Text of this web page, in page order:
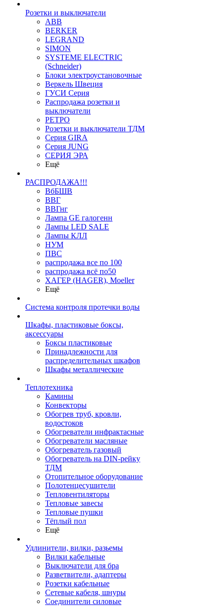
Розетки и выключатели
ABB
BERKER
LEGRAND
SIMON
SYSTEME ELECTRIC
(Schneider)
Блоки электроустановочные
Веркель Швеция
ГУСИ Серия
Распродажа розетки и
выключатели
РЕТРО
Розетки и выключатели ТДМ
Серия GIRA
Серия JUNG
СЕРИЯ ЭРА
Ещё
РАСПРОДАЖА!!!
ВбБШВ
ВВГ
ВВГнг
Лампа GE галогенн
Лампы LED SALE
Лампы КЛЛ
НУМ
ПВС
распродажа все по 100
распродажа всё по50
ХАГЕР (HAGER), Moeller
Ещё
Система контроля протечки воды
Шкафы, пластиковые боксы,
аксессуары
Боксы пластиковые
Принадлежности для
распределительных шкафов
Шкафы металлические
Теплотехника
Камины
Конвекторы
Обогрев труб, кровли,
водостоков
Обогреватели инфрактасные
Обогреватели масляные
Обогреватель газовый
Обогреватель на DIN-рейку
ТДМ
Отопительное оборудование
Полотенцесушители
Тепловентиляторы
Тепловые завесы
Тепловые пушки
Тёплый пол
Ещё
Удлинители, вилки, разьемы
Вилки кабельные
Выключатели для бра
Разветвители, адаптеры
Розетки кабельные
Сетевые кабеля, шнуры
Соединители силовые